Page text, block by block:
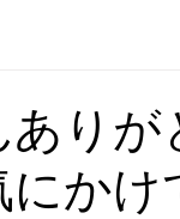
ありが
かけ